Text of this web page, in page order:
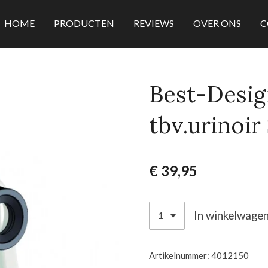
HOME PRODUCTEN REVIEWS OVER ONS
Best-
tbv.urinoir
€ 39,95
In
Artikelnummer: 4012150